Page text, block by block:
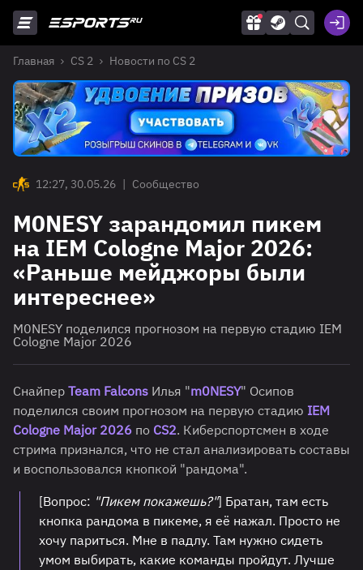
Главная CS 2 Новости по CS 2
12:27, 30.05.26 | Сообщество
M0NESY зарандомил пикем
на IEM Cologne Major 2026:
«Раньше мейджоры были
интереснее»
M0NESY поделился прогнозом на первую стадию IEM
Cologne Major 2026
Снайпер Team Falcons Илья "m0NESY" Осипов
поделился своим прогнозом на первую стадию IEM
Cologne Major 2026 по CS2. Киберспортсмен в ходе
стрима признался, что не стал анализировать составы
и воспользовался кнопкой "рандома".
[Вопрос: "Пикем покажешь?"] Братан, там есть
кнопка рандома в пикеме, я её нажал. Просто не
хочу париться. Мне в падлу. Там нужно сидеть
умом выбирать, какие команды пройдут. Лучше